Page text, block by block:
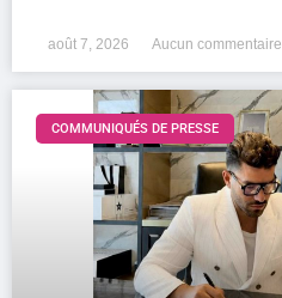
août 7, 2026 Aucun commentaire
COMMUNIQUÉS DE PRESSE